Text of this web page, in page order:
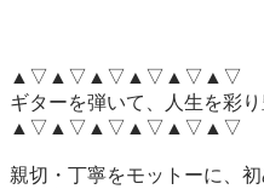
▲▽▲▽▲▽▲▽▲▽▲▽
ギターを弾いて、人生を彩
▲▽▲▽▲▽▲▽▲▽▲▽
親切・丁寧をモットーに、